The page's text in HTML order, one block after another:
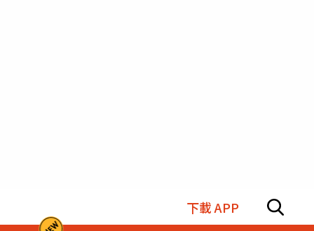
下載 APP